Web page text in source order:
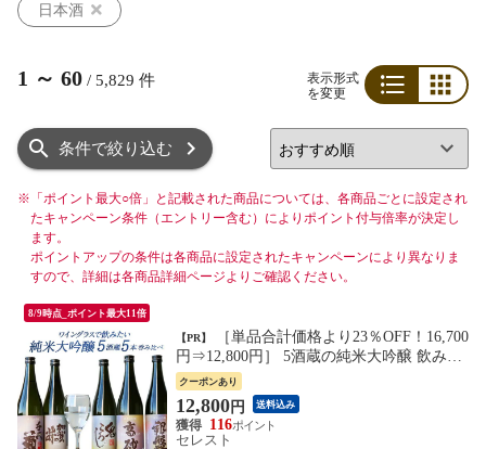
日本酒
1 ～ 60 / 5,829 件
表示形式
を変更
条件で絞り込む
※ 「ポイント最大○倍」と記載された商品については、各商品ごとに設定され
たキャンペーン条件（エントリー含む）によりポイント付与倍率が決定し
ます。
ポイントアップの条件は各商品に設定されたキャンペーンにより異なりま
すので、詳細は各商品詳細ページよりご確認ください。
8/9時点_ポイント最大11倍
【PR】
円⇒12,800円］ 5酒蔵の純米大吟醸 飲み比
べ720ml 5本組セット[ワイングラスで飲み
たい日本酒]【送料無料】［常温］［JS13］
【7営業日以内に出荷】
クーポンあり
12,800円 送料込み
116
セレスト